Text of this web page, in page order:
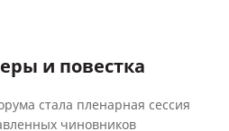
и повестка
стала пленарная сессия
чиновников